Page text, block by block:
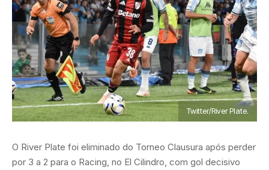
Twitter/River Plate.
O River Plate foi eliminado do Torneo Clausura após perder
por 3 a 2 para o Racing, no El Cilindro, com gol decisivo